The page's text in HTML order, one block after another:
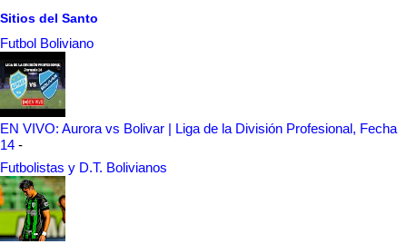
Sitios del Santo
Futbol Boliviano
EN VIVO: Aurora vs Bolivar | Liga de la División Profesional, Fecha
14 -
Futbolistas y D.T. Bolivianos